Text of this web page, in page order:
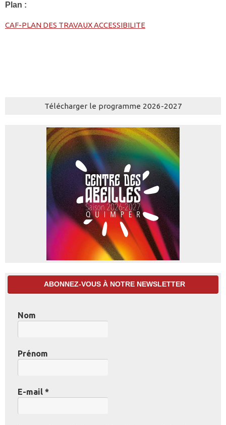
Plan :
CAF-PLAN DES TRAVAUX ACCESSIBILITE
Télécharger le programme 2026-2027
ABONNEZ-VOUS À NOTRE NEWSLETTER
Nom
Prénom
E-mail *